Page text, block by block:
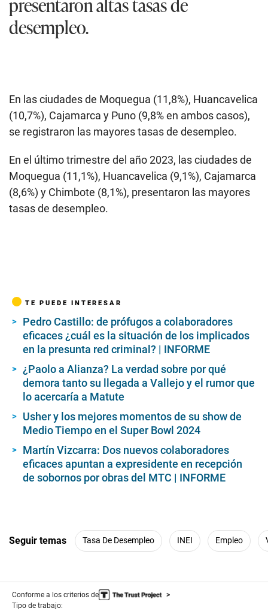
desempleo.
En las ciudades de Moquegua (11,8%), Huancavelica
(10,7%), Cajamarca y Puno (9,8% en ambos casos),
se registraron las mayores tasas de desempleo.
En el último trimestre del año 2023, las ciudades de
Moquegua (11,1%), Huancavelica (9,1%), Cajamarca
(8,6%) y Chimbote (8,1%), presentaron las mayores
tasas de desempleo.
TE PUEDE INTERESAR
Pedro Castillo: de prófugos a colaboradores
eficaces ¿cuál es la situación de los implicados
en la presunta red criminal? | INFORME
¿Paolo a Alianza? La verdad sobre por qué
demora tanto su llegada a Vallejo y el rumor que
lo acercaría a Matute
Usher y los mejores momentos de su show de
Medio Tiempo en el Super Bowl 2024
Martín Vizcarra: Dos nuevos colaboradores
eficaces apuntan a expresidente en recepción
de sobornos por obras del MTC | INFORME
Seguir temas Tasa De Desempleo INEI Empleo
Conforme a los criterios de
Tipo de trabajo: